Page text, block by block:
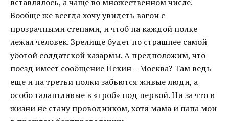
вставлялось, а чаще во множественном числе.
Вообще же всегда хочу увидеть вагон с
прозрачными стенами, и чтоб на каждой полке
лежал человек. Зрелище будет по страшнее самой
убогой солдатской казармы. А предположим, что
поезд имеет сообщение Пекин – Москва? Там ведь
еще и на третьи полки забьются живые люди, а
особо талантливые в «гроб» под первой. Ни за что в
жизни не стану проводником, хотя мама и папа мои